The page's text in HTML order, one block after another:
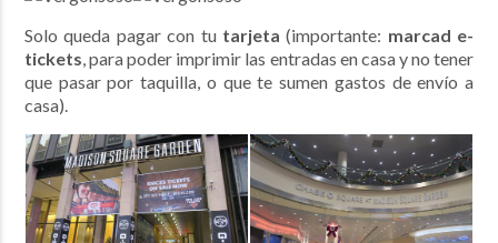
Solo queda pagar con tu tarjeta (importante: marcad e-
tickets, para poder imprimir las entradas en casa y no tener
que pasar por taquilla, o que te sumen gastos de envío a
casa).